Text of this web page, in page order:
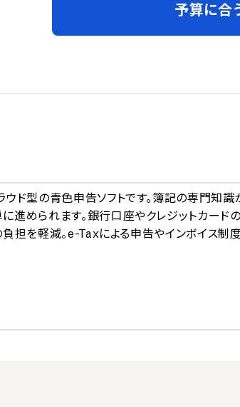
予算に合
ド型の青色申告ソフトです。簿記の専門知識
進められます。銀行口座やクレジットカード
担を軽減。e-Taxによる申告やインボイス制度